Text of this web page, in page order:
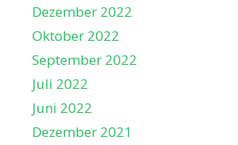
Dezember 2022
Oktober 2022
September 2022
Juli 2022
Juni 2022
Dezember 2021